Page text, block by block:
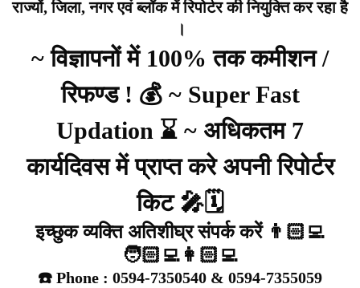
राज्यों, जिला, नगर एवं ब्लॉक में रिपोर्टर की नियुक्ति कर रहा है
।
~ विज्ञापनों में 100% तक कमीशन /
रिफण्ड ! 💰 ~ Super Fast
Updation ⌛ ~ अधिकतम 7
कार्यदिवस में प्राप्त करे अपनी रिपोर्टर
किट 🎤🗓️
इच्छुक व्यक्ति अतिशीघ्र संपर्क करें 👨🏻‍💻
🧑🏻‍💻👩🏻‍💻
☎️ Phone : 0594-7350540 & 0594-7355059